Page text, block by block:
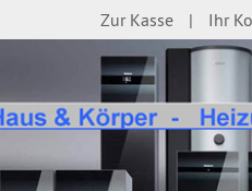
Zur Kasse Ihr